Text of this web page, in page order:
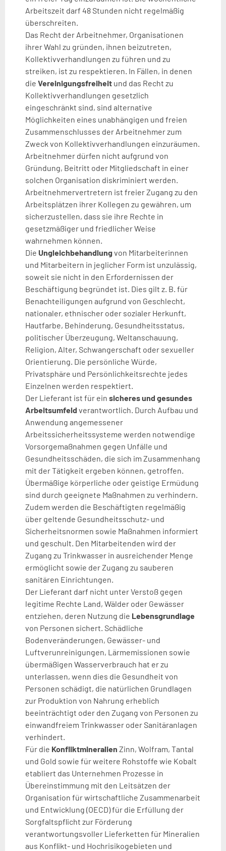
Arbeitszeit darf 48 Stunden nicht regelmäßig
überschreiten.
Das Recht der Arbeitnehmer, Organisationen
ihrer Wahl zu gründen, ihnen beizutreten,
Kollektivverhandlungen zu führen und zu
streiken, ist zu respektieren. In Fällen, in denen
die Vereinigungsfreiheit und das Recht zu
Kollektivverhandlungen gesetzlich
eingeschränkt sind, sind alternative
Möglichkeiten eines unabhängigen und freien
Zusammenschlusses der Arbeitnehmer zum
Zweck von Kollektivverhandlungen einzuräumen.
Arbeitnehmer dürfen nicht aufgrund von
Gründung, Beitritt oder Mitgliedschaft in einer
solchen Organisation diskriminiert werden.
Arbeitnehmervertretern ist freier Zugang zu den
Arbeitsplätzen ihrer Kollegen zu gewähren, um
sicherzustellen, dass sie ihre Rechte in
gesetzmäßiger und friedlicher Weise
wahrnehmen können.
Die Ungleichbehandlung von Mitarbeiterinnen
und Mitarbeitern in jeglicher Form ist unzulässig,
soweit sie nicht in den Erfordernissen der
Beschäftigung begründet ist. Dies gilt z. B. für
Benachteiligungen aufgrund von Geschlecht,
nationaler, ethnischer oder sozialer Herkunft,
Hautfarbe, Behinderung, Gesundheitsstatus,
politischer Überzeugung, Weltanschauung,
Religion, Alter, Schwangerschaft oder sexueller
Orientierung. Die persönliche Würde,
Privatsphäre und Persönlichkeitsrechte jedes
Einzelnen werden respektiert.
Der Lieferant ist für ein sicheres und gesundes
Arbeitsumfeld verantwortlich. Durch Aufbau und
Anwendung angemessener
Arbeitssicherheitssysteme werden notwendige
Vorsorgemaßnahmen gegen Unfälle und
Gesundheitsschäden, die sich im Zusammenhang
mit der Tätigkeit ergeben können, getroffen.
Übermäßige körperliche oder geistige Ermüdung
sind durch geeignete Maßnahmen zu verhindern.
Zudem werden die Beschäftigten regelmäßig
über geltende Gesundheitsschutz- und
Sicherheitsnormen sowie Maßnahmen informiert
und geschult. Den Mitarbeitenden wird der
Zugang zu Trinkwasser in ausreichender Menge
ermöglicht sowie der Zugang zu sauberen
sanitären Einrichtungen.
Der Lieferant darf nicht unter Verstoß gegen
legitime Rechte Land, Wälder oder Gewässer
entziehen, deren Nutzung die Lebensgrundlage
von Personen sichert. Schädliche
Bodenveränderungen, Gewässer- und
Luftverunreinigungen, Lärmemissionen sowie
übermäßigen Wasserverbrauch hat er zu
unterlassen, wenn dies die Gesundheit von
Personen schädigt, die natürlichen Grundlagen
zur Produktion von Nahrung erheblich
beeinträchtigt oder den Zugang von Personen zu
einwandfreiem Trinkwasser oder Sanitäranlagen
verhindert.
Für die Konfliktmineralien Zinn, Wolfram, Tantal
und Gold sowie für weitere Rohstoffe wie Kobalt
etabliert das Unternehmen Prozesse in
Übereinstimmung mit den Leitsätzen der
Organisation für wirtschaftliche Zusammenarbeit
und Entwicklung (OECD) für die Erfüllung der
Sorgfaltspflicht zur Förderung
verantwortungsvoller Lieferketten für Mineralien
aus Konflikt- und Hochrisikogebieten und